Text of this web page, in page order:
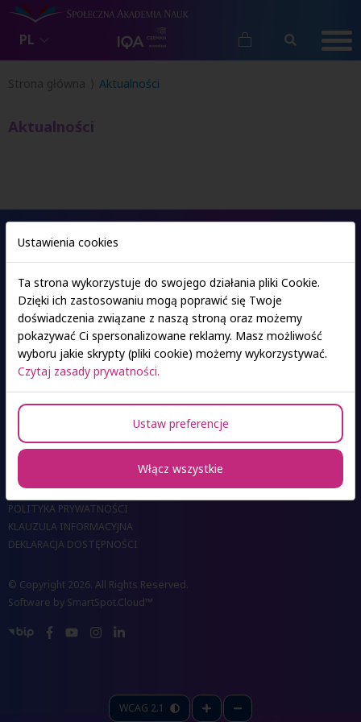
PL
Strona główna Aktualności
Aktualności
Oferta studiów
Ośrodki SAN
KONTAKT DO BIUR I UCZELNI
DLA MEDIÓW
RODO
POLITYKA PRYWATNOŚCI
KLAUZULA INFORMACYJNA
DEKLARACJA DOSTĘPNOŚCI
© Copyright 2026. All Rights Reserved.
Software by SmartSpot.Cloud™
WCAG 2.1
Ustawienia cookies
Ta strona wykorzystuje do swojego działania pliki Cookie.
Dzięki ich zastosowaniu mogą poprawić się Twoje
doświadczenia związane z naszą stroną oraz możemy
pokazywać Ci spersonalizowane reklamy. Masz możliwość
wyboru jakie skrypty (pliki cookie) możemy wykorzystywać.
Czytaj zasady prywatności.
Ustaw preferencje
Włącz wszystkie